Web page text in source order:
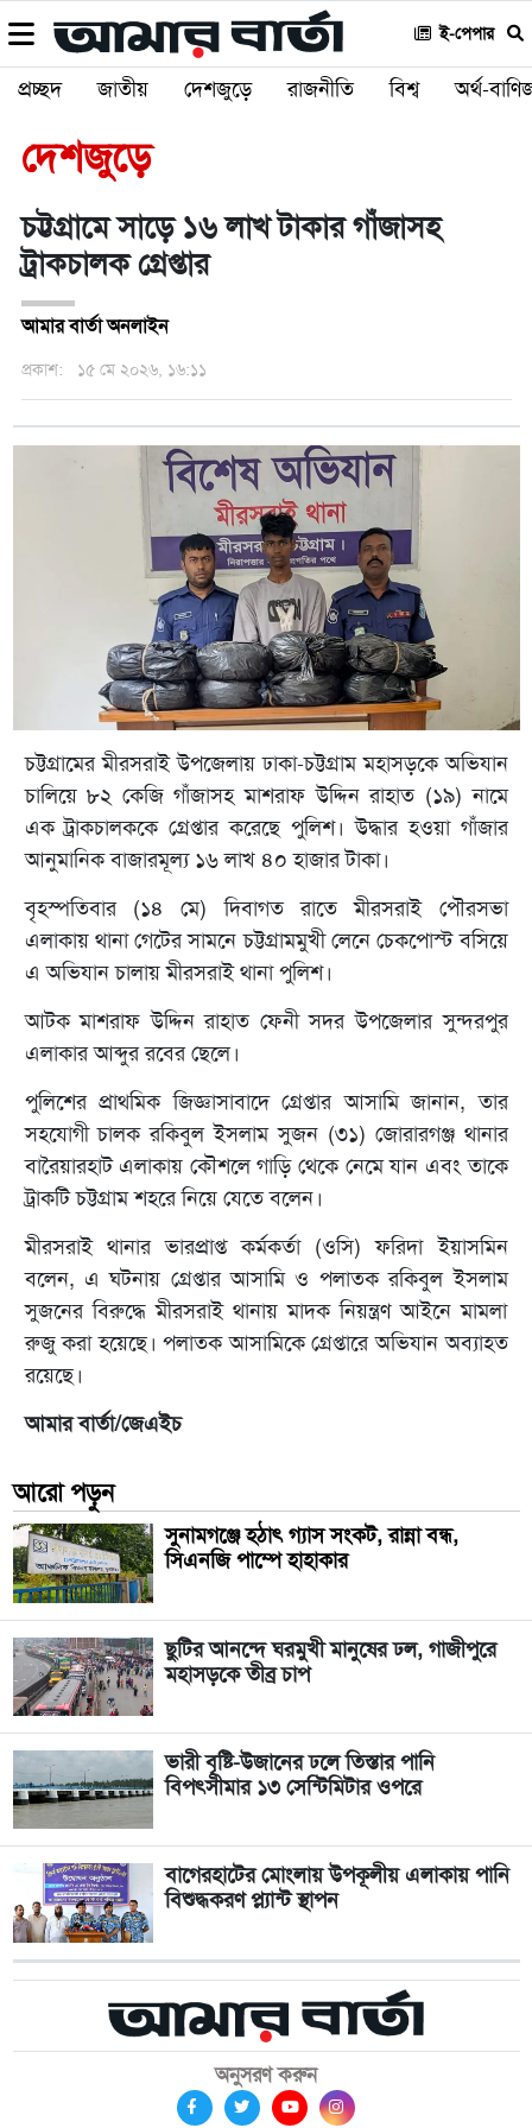
ই-পেপার
প্রচ্ছদ জাতীয় দেশজুড়ে রাজনীতি বিশ্ব অর্থ-
দেশজুড়ে
চট্টগ্রামে সাড়ে ১৬ লাখ টাকার গাঁজাসহ
ট্রাকচালক গ্রেপ্তার
আমার বার্তা অনলাইন
প্রকাশ: ১৫ মে ২০২৬, ১৬:১১
চট্টগ্রামের মীরসরাই উপজেলায় ঢাকা-চট্টগ্রাম মহাসড়কে অভিযান
চালিয়ে ৮২ কেজি গাঁজাসহ মাশরাফ উদ্দিন রাহাত (১৯) নামে
এক ট্রাকচালককে গ্রেপ্তার করেছে পুলিশ। উদ্ধার হওয়া গাঁজার
আনুমানিক বাজারমূল্য ১৬ লাখ ৪০ হাজার টাকা।
বৃহস্পতিবার (১৪ মে) দিবাগত রাতে মীরসরাই পৌরসভা
এলাকায় থানা গেটের সামনে চট্টগ্রামমুখী লেনে চেকপোস্ট বসিয়ে
এ অভিযান চালায় মীরসরাই থানা পুলিশ।
আটক মাশরাফ উদ্দিন রাহাত ফেনী সদর উপজেলার সুন্দরপুর
এলাকার আব্দুর রবের ছেলে।
পুলিশের প্রাথমিক জিজ্ঞাসাবাদে গ্রেপ্তার আসামি জানান, তার
সহযোগী চালক রকিবুল ইসলাম সুজন (৩১) জোরারগঞ্জ থানার
বারৈয়ারহাট এলাকায় কৌশলে গাড়ি থেকে নেমে যান এবং তাকে
ট্রাকটি চট্টগ্রাম শহরে নিয়ে যেতে বলেন।
মীরসরাই থানার ভারপ্রাপ্ত কর্মকর্তা (ওসি) ফরিদা ইয়াসমিন
বলেন, এ ঘটনায় গ্রেপ্তার আসামি ও পলাতক রকিবুল ইসলাম
সুজনের বিরুদ্ধে মীরসরাই থানায় মাদক নিয়ন্ত্রণ আইনে মামলা
রুজু করা হয়েছে। পলাতক আসামিকে গ্রেপ্তারে অভিযান অব্যাহত
রয়েছে।
আমার বার্তা/জেএইচ
আরো পড়ুন
সুনামগঞ্জে হঠাৎ গ্যাস সংকট, রান্না বন্ধ,
সিএনজি পাম্পে হাহাকার
ছুটির আনন্দে ঘরমুখী মানুষের ঢল, গাজীপুরে
মহাসড়কে তীব্র চাপ
ভারী বৃষ্টি-উজানের ঢলে তিস্তার পানি
বিপৎসীমার ১৩ সেন্টিমিটার ওপরে
বাগেরহাটের মোংলায় উপকূলীয় এলাকায় পানি
বিশুদ্ধকরণ প্ল্যান্ট স্থাপন
অনুসরণ করুন